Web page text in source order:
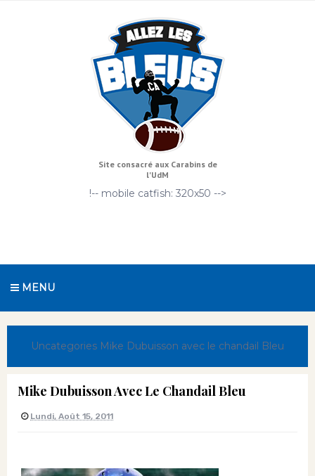
Site consacré aux Carabins de
l'UdM
!-- mobile catfish: 320x50 -->
MENU
Uncategories Mike Dubuisson avec le chandail Bleu
Mike Dubuisson Avec Le Chandail Bleu
Lundi, Août 15, 2011